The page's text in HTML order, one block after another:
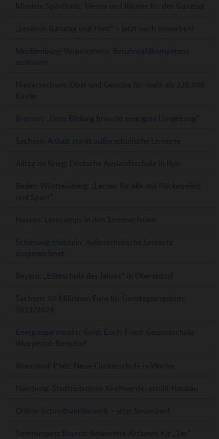
Minden: Sporthalle, Mensa und Räume für den Ganztag
„Lesen in Ganztag und Hort“ – jetzt noch bewerben!
Mecklenburg-Vorpommern: Berufswahlkompetenz
ausbauen
Niedersachsen: Obst und Gemüse für mehr als 220.000
Kinder
Bremen: „Gute Bildung braucht eine gute Umgebung“
Sachsen-Anhalt stärkt außerschulische Lernorte
Alltag im Krieg: Deutsche Auslandsschule in Kyiv
Baden-Württemberg: „Lernen für alle mit Rückenwind
und Sport“
Hessen: Lerncamps in den Sommerferien
Schleswig-Holstein: Außerschulische Lernorte
ausgezeichnet
Bayern: „Eliteschule des Jahres“ in Oberstdorf
Sachsen: 50 Millionen Euro für Ganztagsangebote
2023/2024
Energiesparmeister Gold: Erich-Fried-Gesamtschule
Wuppertal-Ronsdorf
Rheinland-Pfalz: Neue Clusterschule in Worms
Hamburg: Stadtteilschule Kirchwerder erhält Neubau
Online-Schreibwettbewerb – jetzt bewerben!
Sommerpass Bayern: Besondere Aktionen für „1er“